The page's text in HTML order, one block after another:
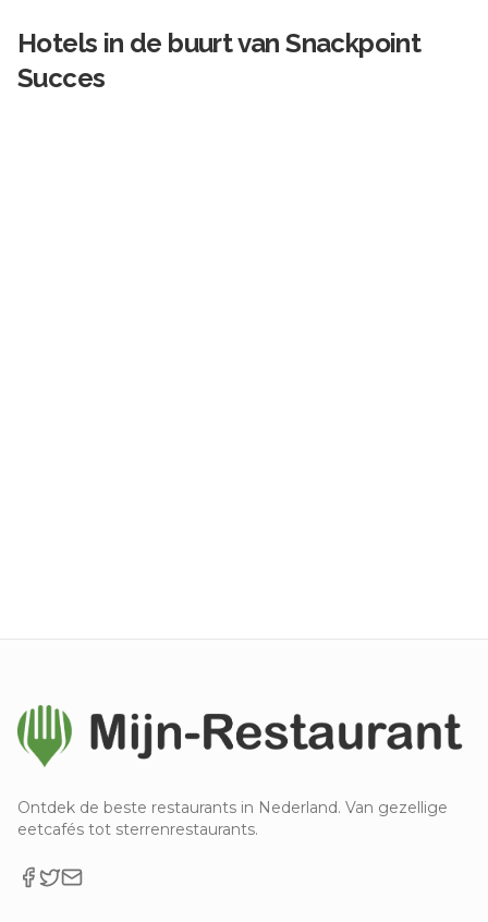
Hotels in de buurt vanSnackpoint
Succes
Ontdek de beste restaurants in Nederland. Van gezellige
eetcafés tot sterrenrestaurants.